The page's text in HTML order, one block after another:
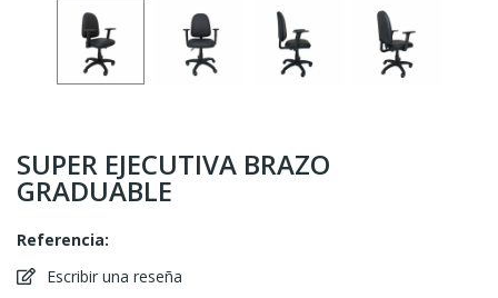
SUPER EJECUTIVA BRAZO
GRADUABLE
Referencia:
Escribir una reseña